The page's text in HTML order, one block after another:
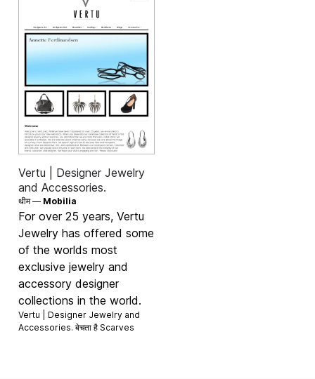
Vertu | Designer Jewelry
and Accessories.
थीम — Mobilia
For over 25 years, Vertu
Jewelry has offered some
of the worlds most
exclusive jewelry and
accessory designer
collections in the world.
Vertu | Designer Jewelry and
Accessories. बेचता है Scarves